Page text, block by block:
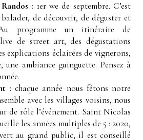
: 1er we de septembre. C’est
balader, de découvrir, de déguster et
programme un itinéraire de
de street art, des dégustations
explications éclairées de vignerons,
une ambiance guinguette. Pensez à
: chaque année nous fêtons notre
avec les villages voisins, nous
de rôle l’événement. Saint Nicolas
les années multiples de 5 : 2020,
au grand public, il est conseillé